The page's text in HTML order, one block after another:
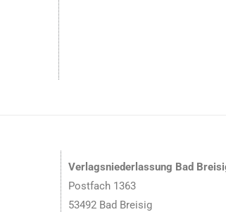
Verlagsniederlassung Bad
Postfach 1363
53492 Bad Breisig